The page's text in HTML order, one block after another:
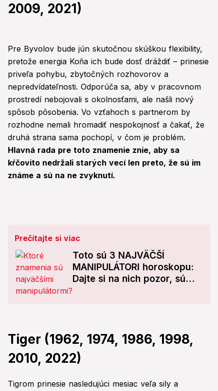
2009, 2021)
Pre Byvolov bude jún skutočnou skúškou flexibility,
pretože energia Koňa ich bude dosť dráždiť – prinesie
priveľa pohybu, zbytočných rozhovorov a
nepredvídateľnosti. Odporúča sa, aby v pracovnom
prostredí nebojovali s okolnosťami, ale našli nový
spôsob pôsobenia. Vo vzťahoch s partnerom by
rozhodne nemali hromadiť nespokojnosť a čakať, že
druhá strana sama pochopí, v čom je problém.
Hlavná rada pre toto znamenie znie, aby sa
kŕčovito nedržali starých vecí len preto, že sú im
známe a sú na ne zvyknutí.
Prečítajte si viac
Toto sú 3 NAJVÄČŠÍ
MANIPULÁTORI horoskopu:
Dajte si na nich pozor, sú
Tiger (1962, 1974, 1986, 1998,
2010, 2022)
Tigrom prinesie nasledujúci mesiac veľa sily a